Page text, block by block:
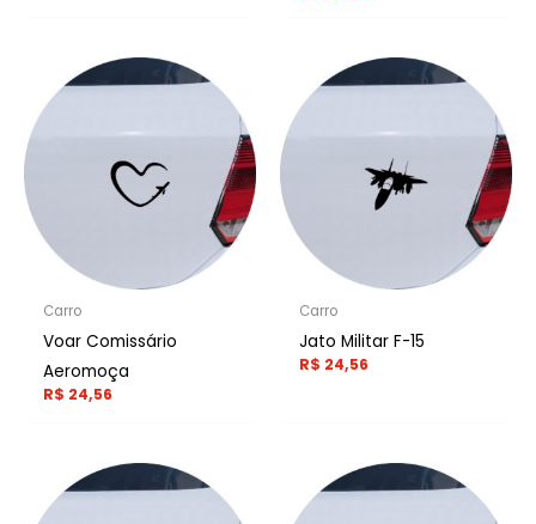
Carro
Voar Comissário
Aeromoça
R$ 24,56
Carro
Jato Militar F-15
R$ 24,56